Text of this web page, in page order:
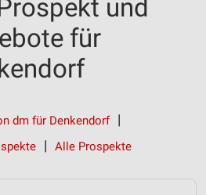
und
für
dm für Denkendorf
Alle Prospekte